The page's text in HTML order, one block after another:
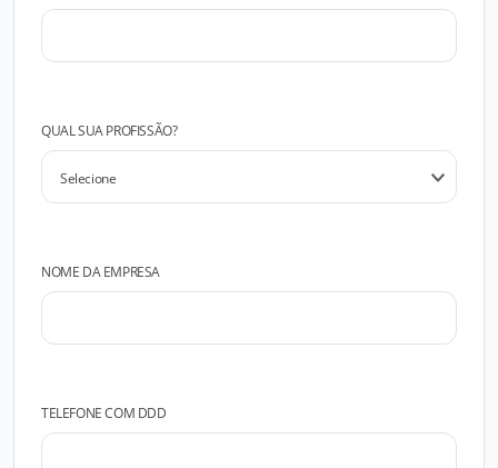
QUAL SUA PROFISSÃO?
NOME DA EMPRESA
TELEFONE COM DDD